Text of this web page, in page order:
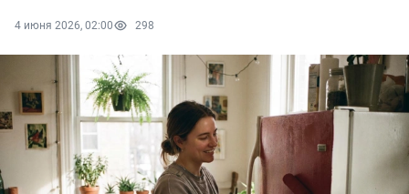
4 июня 2026, 02:00 298